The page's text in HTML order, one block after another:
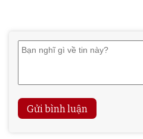
Gửi bình luận